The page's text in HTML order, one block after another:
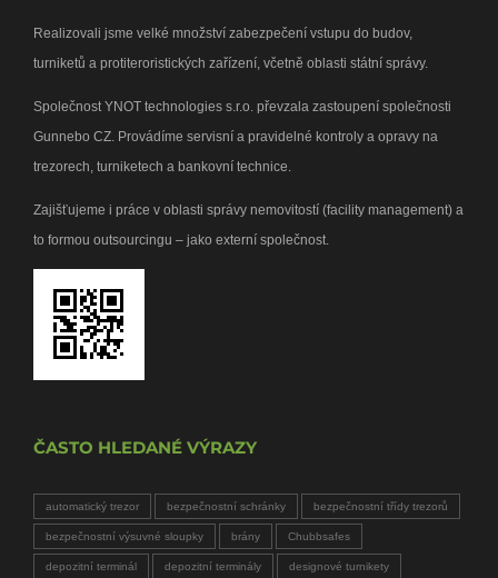
Realizovali jsme velké množství zabezpečení vstupu do budov,
turniketů a protiteroristických zařízení, včetně oblasti státní správy.
Společnost YNOT technologies s.r.o. převzala zastoupení společnosti
Gunnebo CZ. Provádíme servisní a pravidelné kontroly a opravy na
trezorech, turniketech a bankovní technice.
Zajišťujeme i práce v oblasti správy nemovitostí (facility management) a
to formou outsourcingu – jako externí společnost.
ČASTO HLEDANÉ VÝRAZY
automatický trezor bezpečnostní schránky bezpečnostní třídy trezorů
bezpečnostní výsuvné sloupky brány Chubbsafes
depozitní terminál depozitní terminály designové turnikety